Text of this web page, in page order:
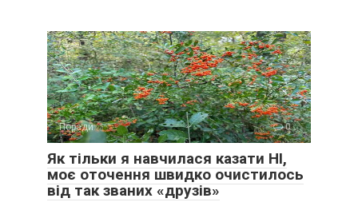
Поради 0
Як тільки я навчилася казати НІ,
моє оточення швидко очистилось
від так званих «друзів»